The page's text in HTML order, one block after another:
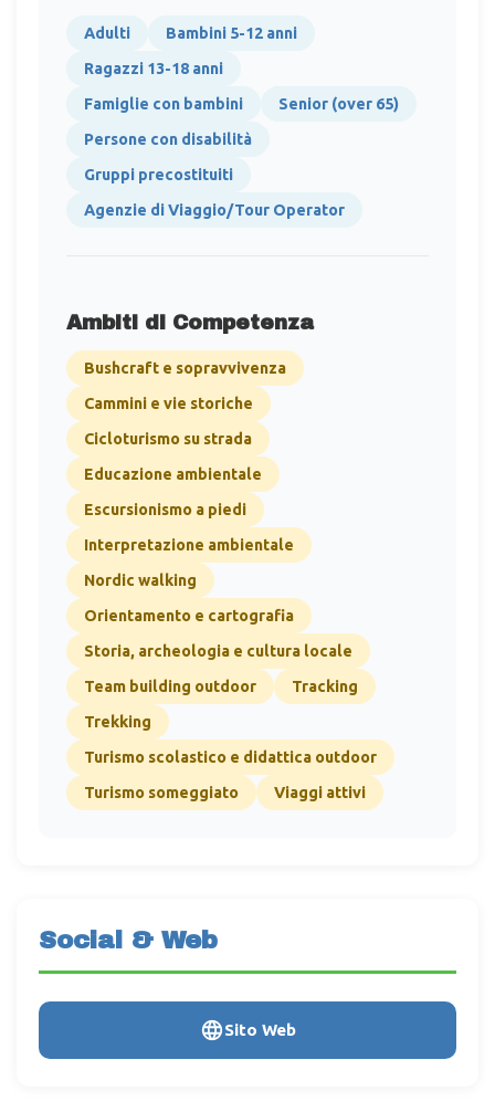
Adulti
Bambini 5-12 anni
Ragazzi 13-18 anni
Famiglie con bambini
Senior (over 65)
Persone con disabilità
Gruppi precostituiti
Agenzie di Viaggio/Tour Operator
Ambiti di Competenza
Bushcraft e sopravvivenza
Cammini e vie storiche
Cicloturismo su strada
Educazione ambientale
Escursionismo a piedi
Interpretazione ambientale
Nordic walking
Orientamento e cartografia
Storia, archeologia e cultura locale
Team building outdoor
Tracking
Trekking
Turismo scolastico e didattica outdoor
Turismo someggiato
Viaggi attivi
Social & Web
Sito Web